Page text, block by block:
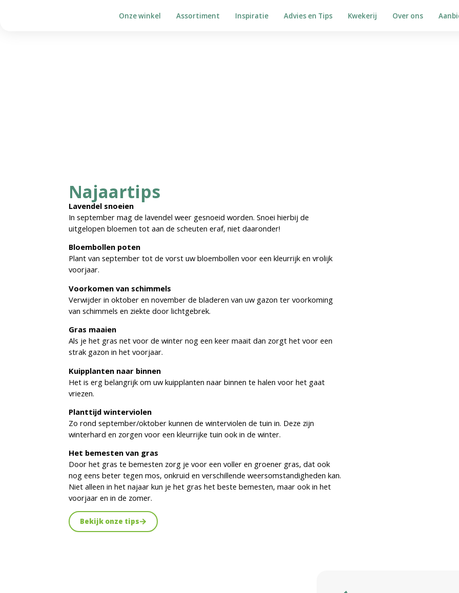
Onze winkel Assortiment Inspiratie Advies en Tips Kwekerij Over ons
Najaartips
Lavendel snoeien
In september mag de lavendel weer gesnoeid worden. Snoei hierbij de
uitgelopen bloemen tot aan de scheuten eraf, niet daaronder!
Bloembollen poten
Plant van september tot de vorst uw bloembollen voor een kleurrijk en vrolijk
voorjaar.
Voorkomen van schimmels
Verwijder in oktober en november de bladeren van uw gazon ter voorkoming
van schimmels en ziekte door lichtgebrek.
Gras maaien
Als je het gras net voor de winter nog een keer maait dan zorgt het voor een
strak gazon in het voorjaar.
Kuipplanten naar binnen
Het is erg belangrijk om uw kuipplanten naar binnen te halen voor het gaat
vriezen.
Planttijd winterviolen
Zo rond september/oktober kunnen de winterviolen de tuin in. Deze zijn
winterhard en zorgen voor een kleurrijke tuin ook in de winter.
Het bemesten van gras
Door het gras te bemesten zorg je voor een voller en groener gras, dat ook
nog eens beter tegen mos, onkruid en verschillende weersomstandigheden kan.
Niet alleen in het najaar kun je het gras het beste bemesten, maar ook in het
voorjaar en in de zomer.
Bekijk onze tips